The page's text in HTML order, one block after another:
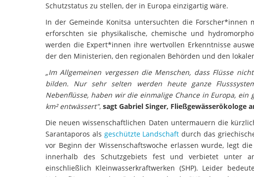
Schutzstatus zu stellen, der in Europa einzigartig wäre.
In der Gemeinde Konitsa untersuchten die Forscher*innen
erforschten sie physikalische, chemische und
werden die Expert*innen ihre wertvollen Erkenntnisse
der den Ministerien, den regionalen Behörden und den
„Im Allgemeinen vergessen die Menschen, dass Flüsse
bilden. Nur sehr selten werden heute ganze
Nebenflüsse, haben wir die einmalige Chance in Europa, ein
km² entwässert", sagt Gabriel Singer, Fließgewässerökologe
Die neuen wissenschaftlichen Daten untermauern die
Sarantaporos als geschützte Landschaft durch das
vor Beginn der Wissenschaftswoche erlassen wurde, legt
innerhalb des Schutzgebiets fest und verbietet unter
einschließlich Kleinwasserkraftwerken (SHP). Leider